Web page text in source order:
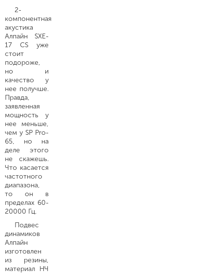
2-
компонентная
акустика
Алпайн SXE-
17 CS уже
стоит
подороже,
но и
качество у
нее получше.
Правда,
заявленная
мощность у
нее меньше,
чем у SP Pro-
65, но на
деле этого
не скажешь.
Что касается
частотного
диапазона,
то он в
пределах 60-
20000 Гц.
Подвес
динамиков
Алпайн
изготовлен
из резины,
материал НЧ